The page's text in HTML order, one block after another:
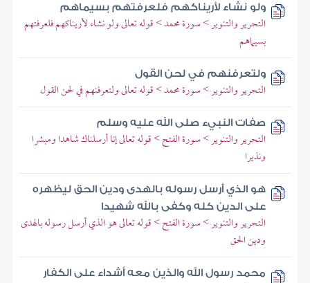
ولو نشاء لأريناكهم فلعرفتهم بسيماهم
التحرير والتنوير > سورة محمد > قوله تعالى ولو نشاء لأريناكهم فلعرفتهم
بسيماهم
ولتعرفنهم في لحن القول
التحرير والتنوير > سورة محمد > قوله تعالى ولتعرفنهم في لحن القول
صفات النبيء صلى الله عليه وسلم
التحرير والتنوير > سورة الفتح > قوله تعالى إنا أرسلناك شاهدا ومبشرا
ونذيرا
هو الذي أرسل رسوله بالهدى ودين الحق ليظهره
على الدين كله وكفى بالله شهيدا
التحرير والتنوير > سورة الفتح > قوله تعالى هو الذي أرسل رسوله بالهدى
ودين الحق
محمد رسول الله والذين معه أشداء على الكفار